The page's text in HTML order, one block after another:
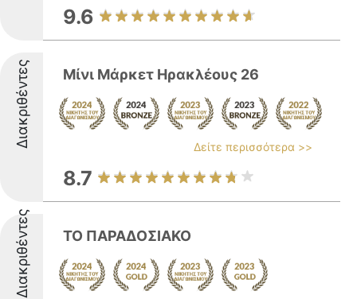
9.6
Διακριθέντες Μίνι Μάρκετ Ηρακλέους 26
Δείτε περισσότερα >>
8.7
Διακριθέντες ΤΟ ΠΑΡΑΔΟΣΙΑΚΟ